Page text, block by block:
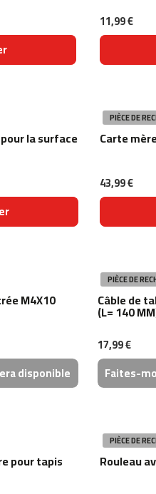
11,99 €
la surface
PIÈCE DE
Carte
43,99 €
M4X10
disponible
PIÈCE DE
Câble de
(L= 140
17,99 €
Faites-
pour tapis
PIÈCE DE
Rouleau